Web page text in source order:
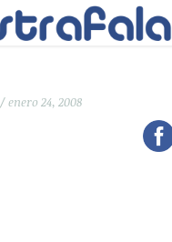
/ enero 24, 2008